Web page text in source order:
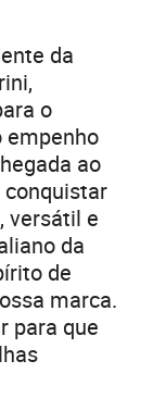
da
o
empenho
ao
conquistar
versátil e
da
de
marca.
para que